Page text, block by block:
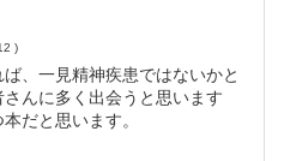
九州の実家まで往復して大変だ
ら夫が癌で入院していて...
できてます。認知症ですよ
)
、一見精神疾患ではないかと
んに多く出会うと思います
だと思います。